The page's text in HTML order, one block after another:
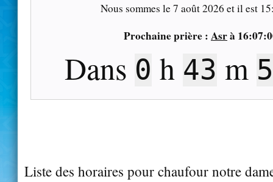
Nous sommes le7 août 2026 et il est
Prochaine prière : Asrà
Dans 0 h 43 m
Liste des horaires pour chaufour notre